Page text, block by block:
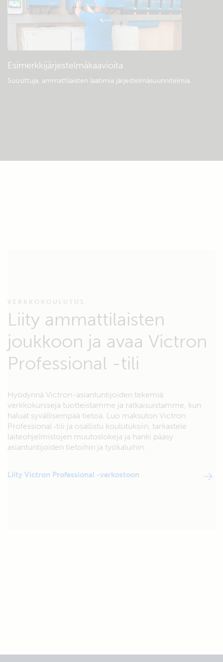
Esimerkkijärjestelmäkaavioita
Suosittuja, ammattilaisten laatimia järjestelmäsuunnitelmia.
VERKKOKOULUTUS
Liity ammattilaisten
joukkoon ja avaa Victron
Professional -tili
Hyödynnä Victron-asiantuntijoiden tekemiä
verkkokursseja tuotteistamme ja ratkaisuistamme, kun
haluat syvällisempää tietoa. Luo maksuton Victron
Professional ‑tili ja osallistu koulutuksiin, tarkastele
laiteohjelmistojen muutoslokeja ja hanki pääsy
asiantuntijoiden tietoihin ja työkaluihin.
Liity Victron Professional -verkostoon